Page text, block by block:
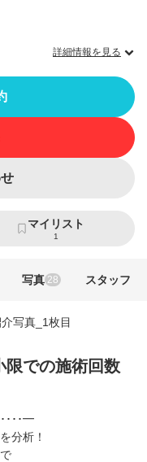
詳細情報を見る
マイリスト
1
写真 28 スタッフ
での施術回数
･･･━
分析！